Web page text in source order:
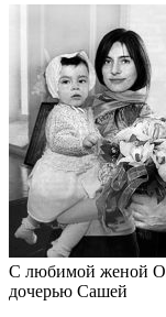
С любимой женой
дочерью Сашей